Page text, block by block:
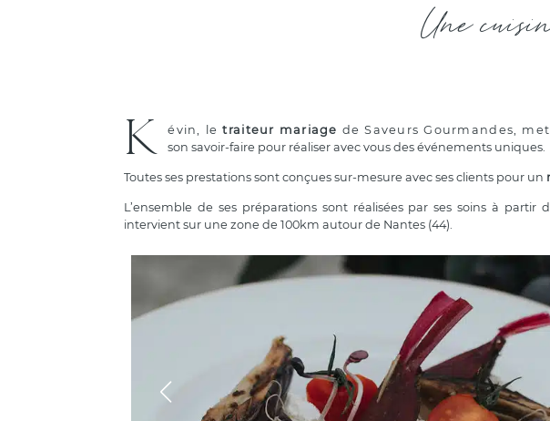
Une
K évin, letraiteur mariage de Saveurs Gourmandes,
son savoir-faire pour réaliser avec vous des événements uniques.
Toutes ses prestations sont conçues sur-mesure avec ses clients pour un
L’ensemble de ses préparations sont réalisées par ses soins à
intervient sur une zone de 100km autour de Nantes (44).